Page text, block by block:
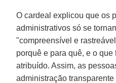
O cardeal explicou que os
administrativos só se
"compreensível e
porquê e para quê, e o
atribuído. Assim, as
administração